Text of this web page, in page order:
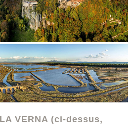
VERNA (ci-dessus,